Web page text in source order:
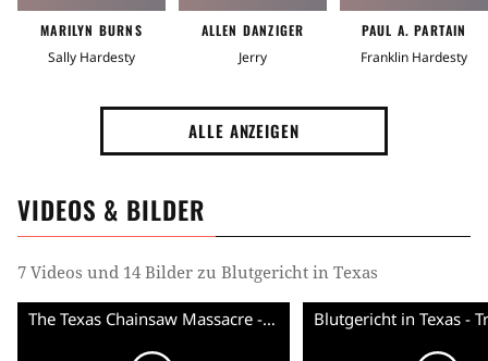
MARILYN BURNS
Sally Hardesty
ALLEN DANZIGER
Jerry
PAUL A. PARTAIN
Franklin Hardesty
ALLE ANZEIGEN
VIDEOS & BILDER
7 Videos und 14 Bilder zu Blutgericht in Texas
The Texas Chainsaw Massacre - Trailer (English)